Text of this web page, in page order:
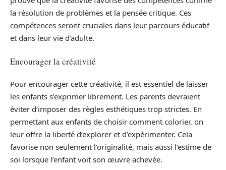
la résolution de problèmes et la pensée critique. Ces
compétences seront cruciales dans leur parcours éducatif
et dans leur vie d’adulte.
Encourager la créativité
Pour encourager cette créativité, il est essentiel de laisser
les enfants s’exprimer librement. Les parents devraient
éviter d’imposer des règles esthétiques trop strictes. En
permettant aux enfants de choisir comment colorier, on
leur offre la liberté d’explorer et d’expérimenter. Cela
favorise non seulement l’originalité, mais aussi l’estime de
soi lorsque l’enfant voit son œuvre achevée.